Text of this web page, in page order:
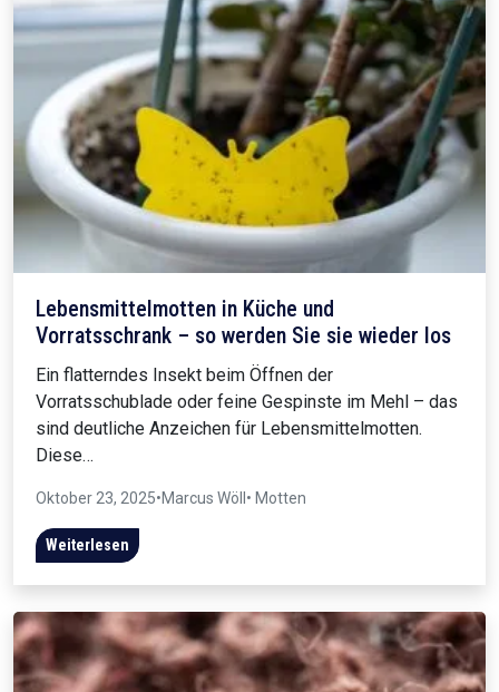
Lebensmittelmotten in Küche und
Vorratsschrank – so werden Sie sie wieder los
Ein flatterndes Insekt beim Öffnen der
Vorratsschublade oder feine Gespinste im Mehl – das
sind deutliche Anzeichen für Lebensmittelmotten.
Diese…
Oktober 23, 2025•Marcus Wöll • Motten
Weiterlesen